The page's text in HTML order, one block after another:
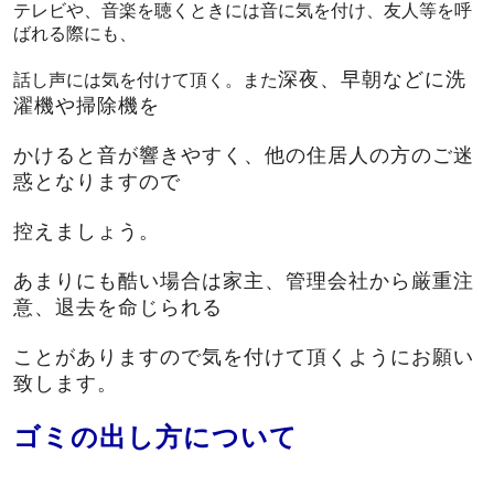
テレビや、音楽を聴くときには音に気を付け、友人等を呼
ばれる際にも、
話し声には気を付けて頂く。また深夜、早朝などに洗
濯機や掃除機を
かけると音が響きやすく、他の住居人の方のご迷
惑となりますので
控えましょう。
あまりにも酷い場合は家主、管理会社から厳重注
意、退去を命じられる
ことがありますので気を付けて頂くようにお願い
致します。
ゴミの出し方について